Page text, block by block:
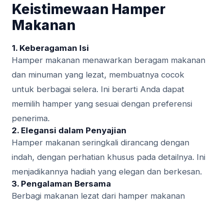
Keistimewaan Hamper
Makanan
1. Keberagaman Isi
Hamper makanan menawarkan beragam makanan
dan minuman yang lezat, membuatnya cocok
untuk berbagai selera. Ini berarti Anda dapat
memilih hamper yang sesuai dengan preferensi
penerima.
2. Elegansi dalam Penyajian
Hamper makanan seringkali dirancang dengan
indah, dengan perhatian khusus pada detailnya. Ini
menjadikannya hadiah yang elegan dan berkesan.
3. Pengalaman Bersama
Berbagi makanan lezat dari hamper makanan